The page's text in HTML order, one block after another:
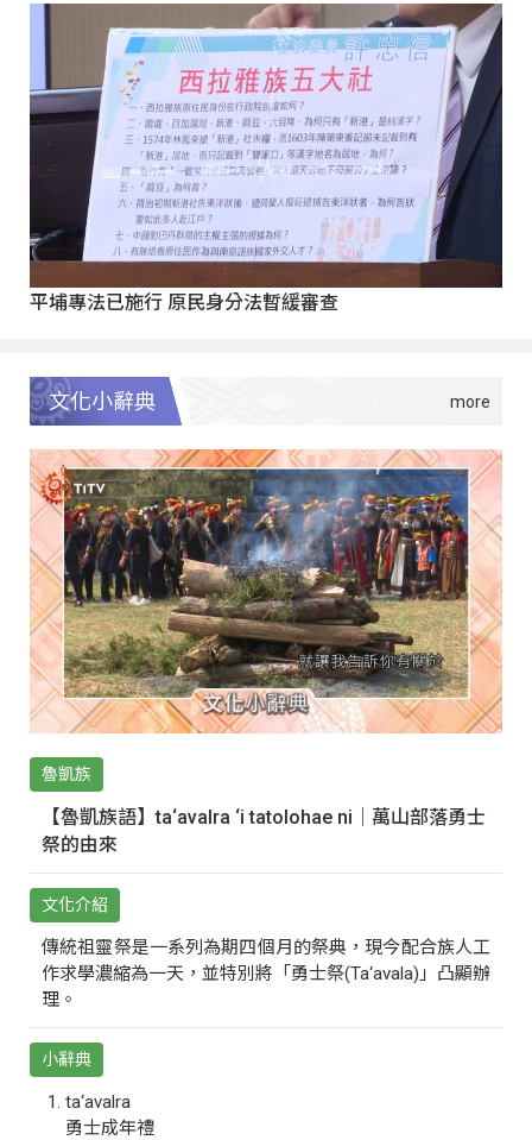
平埔專法已施行 原民身分法暫緩審查
文化小辭典
魯凱族
【魯凱族語】ta‘avalra ‘i tatolohae ni｜萬山部落勇士
祭的由來
文化介紹
傳統祖靈祭是一系列為期四個月的祭典，現今配合族人工
作求學濃縮為一天，並特別將「勇士祭(Ta‘avala)」凸顯辦
理。
小辭典
ta‘avalra
勇士成年禮